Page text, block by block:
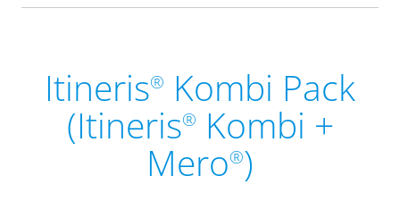
Itineris® Kombi Pack
(Itineris® Kombi +
Mero®)